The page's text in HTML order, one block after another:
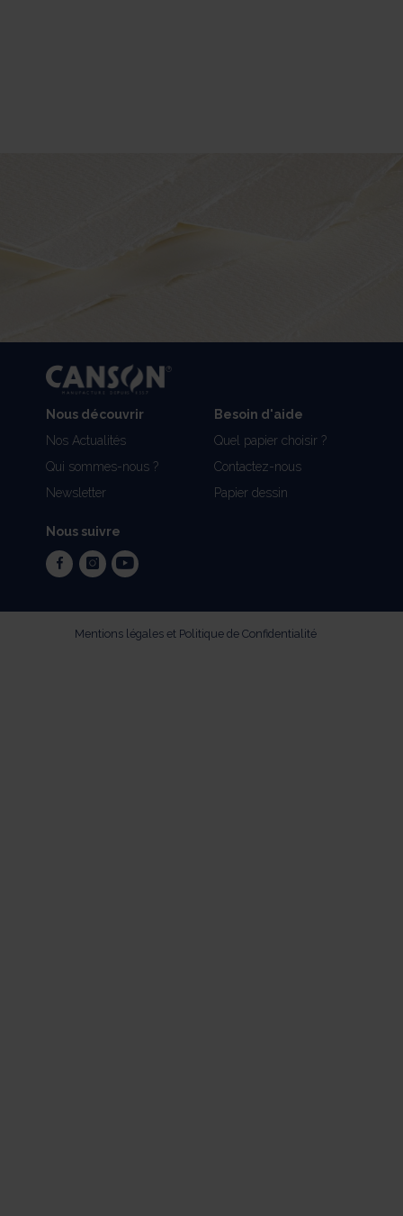
Nous découvrir
Nos Actualités
Qui sommes-nous ?
Newsletter
Besoin d'aide
Quel papier choisir ?
Contactez-nous
Papier dessin
Nous suivre
facebookinstagram
youtube
Mentions légales et Politique de Confidentialité